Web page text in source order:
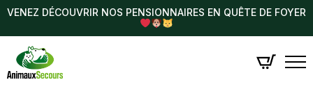
VENEZ DÉCOUVRIR NOS PENSIONNAIRES EN QUÊTE DE FOYER